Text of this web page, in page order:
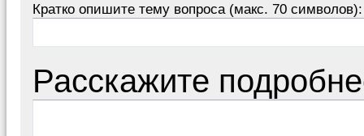
Кратко опишите тему вопроса (макс. 70 символов):
Расскажите